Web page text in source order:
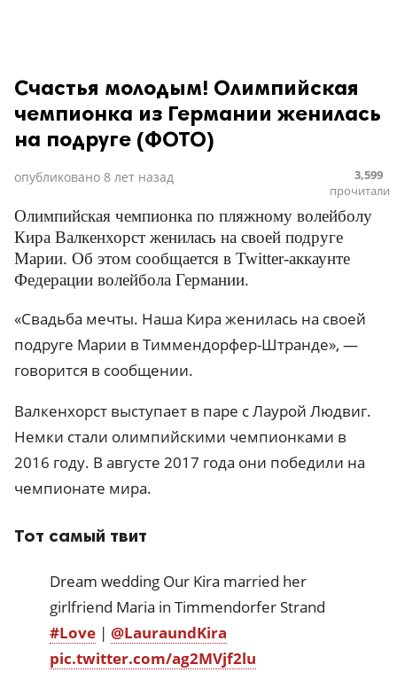
Счастья молодым! Олимпийская
чемпионка из Германии женилась
на подруге (ФОТО)
опубликовано 8 лет назад
3,599
прочитали
Олимпийская чемпионка по пляжному волейболу
Кира Валкенхорст женилась на своей подруге
Марии. Об этом сообщается в Twitter-аккаунте
Федерации волейбола Германии.
«Свадьба мечты. Наша Кира женилась на своей
подруге Марии в Тиммендорфер-Штранде», —
говорится в сообщении.
Валкенхорст выступает в паре с Лаурой Людвиг.
Немки стали олимпийскими чемпионками в
2016 году. В августе 2017 года они победили на
чемпионате мира.
Тот самый твит
️Dream wedding️ Our Kira married her
girlfriend Maria in Timmendorfer Strand
#Love | @LauraundKira
pic.twitter.com/ag2MVjf2lu